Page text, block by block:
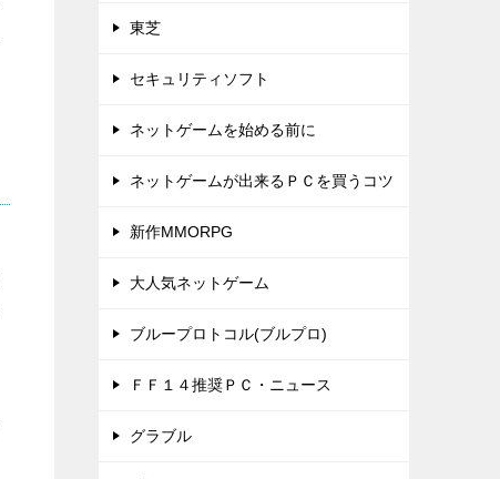
東芝
セキュリティソフト
ネットゲームを始める前に
ネットゲームが出来るＰＣを買うコツ
新作MMORPG
大人気ネットゲーム
ブループロトコル(ブルプロ)
ＦＦ１４推奨ＰＣ・ニュース
グラブル